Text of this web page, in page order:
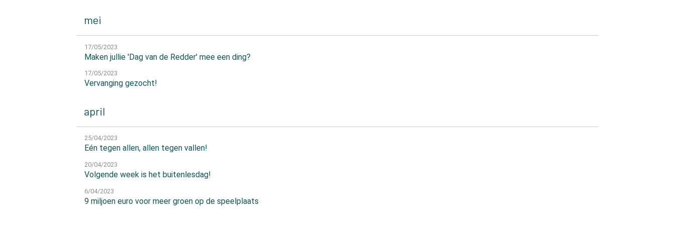
mei
17/05/2023
Maken jullie 'Dag van de Redder' mee een ding?
17/05/2023
Vervanging gezocht!
april
25/04/2023
Eén tegen allen, allen tegen vallen!
20/04/2023
Volgende week is het buitenlesdag!
6/04/2023
9 miljoen euro voor meer groen op de speelplaats